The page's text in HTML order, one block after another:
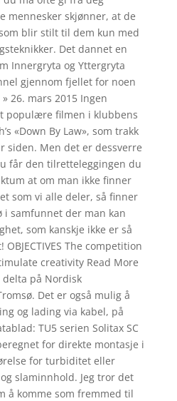
mennesker skjønner, at de
blir stilt til dem kun med
Det dannet en
Innergryta og Yttergryta
gjennom fjellet for noen
26. mars 2015 Ingen
populære filmen i klubbens
«Down By Law», som trakk
siden. Men det er dessverre
får den tilretteleggingen du
at om man ikke finner
som vi alle deler, så finner
samfunnet der man kan
som kanskje ikke er så
The competition
creativity Read More
på Nordisk
Det er også mulig å
og lading via kabel, på
TU5 serien Solitax SC
for direkte montasje i
for turbiditet eller
slaminnhold. Jeg tror det
å komme som fremmed til